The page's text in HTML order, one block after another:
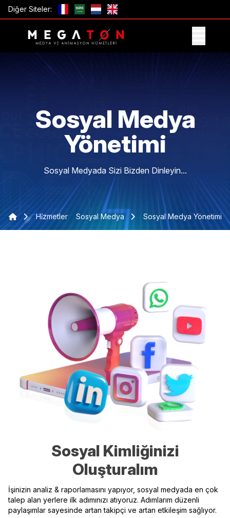
Diğer Siteler:
Sosyal Medya
Yönetimi
Sosyal Medyada Sizi Bizden Dinleyin...
Hi̇zmetler Sosyal Medya Sosyal Medya Yönetimi
Sosyal Kimliğinizi
Oluşturalım
İşinizin analiz & raporlamasını yapıyor, sosyal medyada en çok
talep alan yerlere ilk adımınızı atıyoruz. Adımlarım düzenli
paylaşımlar sayesinde artan takipçi ve artan etkileşim sağlıyor.